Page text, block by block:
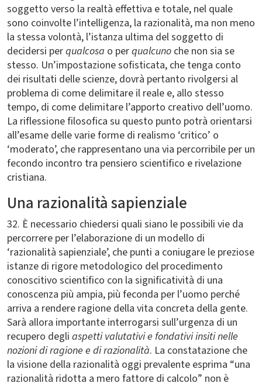
soggetto verso la realtà effettiva e totale, nel quale
sono coinvolte l’intelligenza, la razionalità, ma non meno
la stessa volontà, l’istanza ultima del soggetto di
decidersi perqualcosa o perqualcuno che non sia se
stesso. Un’impostazione sofisticata, che tenga conto
dei risultati delle scienze, dovrà pertanto rivolgersi al
problema di come delimitare il reale e, allo stesso
tempo, di come delimitare l’apporto creativo dell’uomo.
La riflessione filosofica su questo punto potrà orientarsi
all’esame delle varie forme di realismo ‘critico’ o
‘moderato’, che rappresentano una via percorribile per un
fecondo incontro tra pensiero scientifico e rivelazione
cristiana.
Una razionalità sapienziale
32. È necessario chiedersi quali siano le possibili vie da
percorrere per l’elaborazione di un modello di
‘razionalità sapienziale’, che punti a coniugare le preziose
istanze di rigore metodologico del procedimento
conoscitivo scientifico con la significatività di una
conoscenza più ampia, più feconda per l’uomo perché
arriva a rendere ragione della vita concreta della gente.
Sarà allora importante interrogarsi sull’urgenza di un
recupero degli aspetti valutativi e fondativi insiti nelle
nozioni di ragione e di razionalità. La constatazione che
la visione della razionalità oggi prevalente esprima “una
razionalità ridotta a mero fattore di calcolo” non è